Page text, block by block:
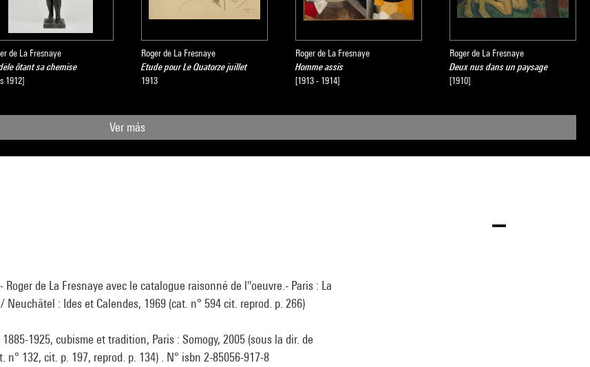
de La Fresnaye
ôtant sa chemise
1912]
Roger de La Fresnaye
Etude pour Le Quatorze juillet
1913
Roger de La Fresnaye
Homme assis
[1913 - 1914]
Roger de La Fresnaye
Deux nus dans un paysage
[1910]
Ver más
Roger de La Fresnaye avec le catalogue raisonné de l''oeuvre.- Paris : La
Neuchâtel : Ides et Calendes, 1969 (cat. n° 594 cit. reprod. p. 266)
1885-1925, cubisme et tradition, Paris : Somogy, 2005 (sous la dir. de
n° 132, cit. p. 197, reprod. p. 134) . N° isbn 2-85056-917-8